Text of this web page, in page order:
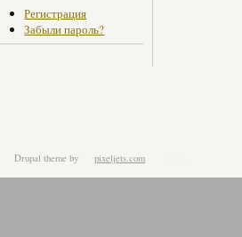
Регистрация
Забыли пароль?
Drupal theme by pixeljets.com